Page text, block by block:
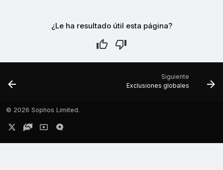
¿Le ha resultado útil esta página?
Siguiente
Exclusiones globales
© 2026 Sophos Limited.